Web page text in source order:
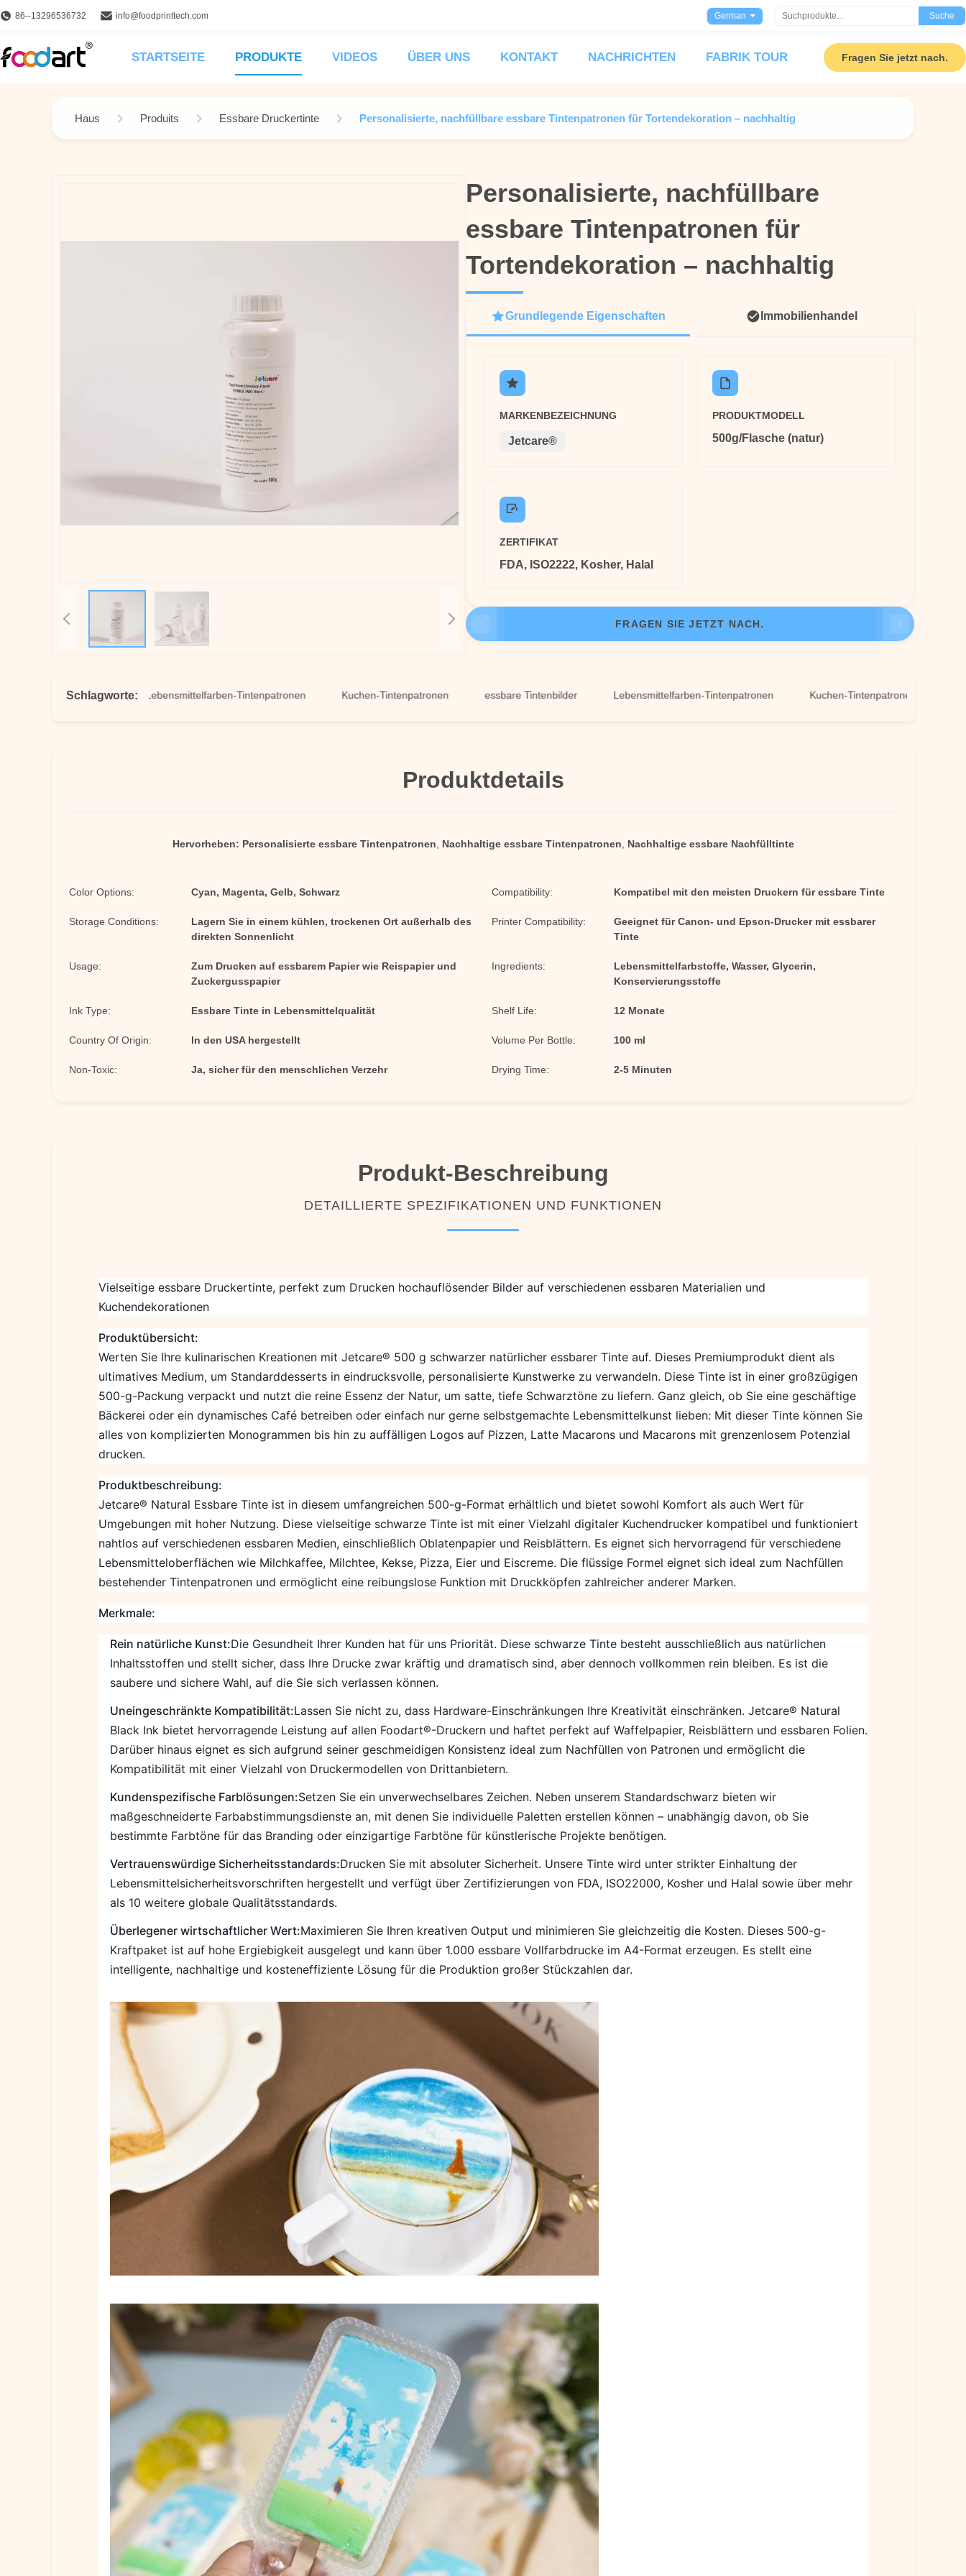
86--13296536732 info@foodprinttech.com German Suche
STARTSEITE PRODUKTE VIDEOS ÜBER UNS KONTAKT NACHRICHTEN FABRIK TOUR Fragen Sie jetzt nach.
Haus Produits Essbare Druckertinte Personalisierte, nachfüllbare essbare Tintenpatronen für Tortendekoration – nachhaltig
Personalisierte, nachfüllbare
essbare Tintenpatronen für
Tortendekoration – nachhaltig
Personalisierte, nachfüllbare
essbare Tintenpatronen für
Tortendekoration – nachhaltig
Grundlegende Eigenschaften Immobilienhandel
MARKENBEZEICHNUNG
Jetcare®
PRODUKTMODELL
500g/Flasche (natur)
ZERTIFIKAT
FDA, ISO2222, Kosher, Halal
FRAGEN SIE JETZT NACH.
Schlagworte:
Tintenbilder Lebensmittelfarben-Tintenpatronen Kuchen-Tintenpatronen essbare Tintenbilder Lebensmittelfarben-Tintenpatronen Kuchen-Tintenpatronen
Produktdetails
Hervorheben: Personalisierte essbare Tintenpatronen Nachhaltige essbare Tintenpatronen Nachhaltige essbare Nachfülltinte
Color Options: Cyan, Magenta, Gelb, Schwarz Compatibility: Kompatibel mit den meisten Druckern für essbare Tinte
Storage Conditions:
Lagern Sie in einem kühlen, trockenen Ort außerhalb des
direkten Sonnenlicht
Printer Compatibility:
Geeignet für Canon- und Epson-Drucker mit essbarer
Tinte
Usage:
Zum Drucken auf essbarem Papier wie Reispapier und
Zuckergusspapier
Ingredients:
Lebensmittelfarbstoffe, Wasser, Glycerin,
Konservierungsstoffe
Ink Type: Essbare Tinte in Lebensmittelqualität Shelf Life: 12 Monate
Country Of Origin: In den USA hergestellt Volume Per Bottle: 100 ml
Non-Toxic: Ja, sicher für den menschlichen Verzehr Drying Time: 2-5 Minuten
Produkt-Beschreibung
DETAILLIERTE SPEZIFIKATIONEN UND FUNKTIONEN
Vielseitige essbare Druckertinte, perfekt zum Drucken hochauflösender Bilder auf verschiedenen essbaren Materialien und
Kuchendekorationen
Produktübersicht:
Werten Sie Ihre kulinarischen Kreationen mit Jetcare® 500 g schwarzer natürlicher essbarer Tinte auf. Dieses Premiumprodukt dient als
ultimatives Medium, um Standarddesserts in eindrucksvolle, personalisierte Kunstwerke zu verwandeln. Diese Tinte ist in einer großzügigen
500-g-Packung verpackt und nutzt die reine Essenz der Natur, um satte, tiefe Schwarztöne zu liefern. Ganz gleich, ob Sie eine geschäftige
Bäckerei oder ein dynamisches Café betreiben oder einfach nur gerne selbstgemachte Lebensmittelkunst lieben: Mit dieser Tinte können Sie
alles von komplizierten Monogrammen bis hin zu auffälligen Logos auf Pizzen, Latte Macarons und Macarons mit grenzenlosem Potenzial
drucken.
Produktbeschreibung:
Jetcare® Natural Essbare Tinte ist in diesem umfangreichen 500-g-Format erhältlich und bietet sowohl Komfort als auch Wert für
Umgebungen mit hoher Nutzung. Diese vielseitige schwarze Tinte ist mit einer Vielzahl digitaler Kuchendrucker kompatibel und funktioniert
nahtlos auf verschiedenen essbaren Medien, einschließlich Oblatenpapier und Reisblättern. Es eignet sich hervorragend für verschiedene
Lebensmitteloberflächen wie Milchkaffee, Milchtee, Kekse, Pizza, Eier und Eiscreme. Die flüssige Formel eignet sich ideal zum Nachfüllen
bestehender Tintenpatronen und ermöglicht eine reibungslose Funktion mit Druckköpfen zahlreicher anderer Marken.
Merkmale:
Rein natürliche Kunst:Die Gesundheit Ihrer Kunden hat für uns Priorität. Diese schwarze Tinte besteht ausschließlich aus natürlichen
Inhaltsstoffen und stellt sicher, dass Ihre Drucke zwar kräftig und dramatisch sind, aber dennoch vollkommen rein bleiben. Es ist die
saubere und sichere Wahl, auf die Sie sich verlassen können.
Uneingeschränkte Kompatibilität:Lassen Sie nicht zu, dass Hardware-Einschränkungen Ihre Kreativität einschränken. Jetcare® Natural
Black Ink bietet hervorragende Leistung auf allen Foodart®-Druckern und haftet perfekt auf Waffelpapier, Reisblättern und essbaren Folien.
Darüber hinaus eignet es sich aufgrund seiner geschmeidigen Konsistenz ideal zum Nachfüllen von Patronen und ermöglicht die
Kompatibilität mit einer Vielzahl von Druckermodellen von Drittanbietern.
Kundenspezifische Farblösungen:Setzen Sie ein unverwechselbares Zeichen. Neben unserem Standardschwarz bieten wir
maßgeschneiderte Farbabstimmungsdienste an, mit denen Sie individuelle Paletten erstellen können – unabhängig davon, ob Sie
bestimmte Farbtöne für das Branding oder einzigartige Farbtöne für künstlerische Projekte benötigen.
Vertrauenswürdige Sicherheitsstandards:Drucken Sie mit absoluter Sicherheit. Unsere Tinte wird unter strikter Einhaltung der
Lebensmittelsicherheitsvorschriften hergestellt und verfügt über Zertifizierungen von FDA, ISO22000, Kosher und Halal sowie über mehr
als 10 weitere globale Qualitätsstandards.
Überlegener wirtschaftlicher Wert:Maximieren Sie Ihren kreativen Output und minimieren Sie gleichzeitig die Kosten. Dieses 500-g-
Kraftpaket ist auf hohe Ergiebigkeit ausgelegt und kann über 1.000 essbare Vollfarbdrucke im A4-Format erzeugen. Es stellt eine
intelligente, nachhaltige und kosteneffiziente Lösung für die Produktion großer Stückzahlen dar.